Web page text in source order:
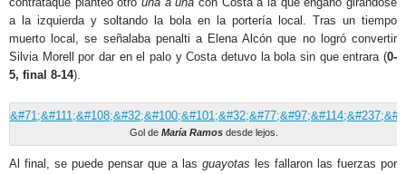
a la izquierda y soltando la bola en la portería local. Tras un tiempo
muerto local, se señalaba penalti a Elena Alcón que no logró convertir
Silvia Morell por dar en el palo y Costa detuvo la bola sin que entrara (0-
5, final 8-14).
Gol de María Ramos desde lejos.
Al final, se puede pensar que a las guayotas les fallaron las fuerzas por